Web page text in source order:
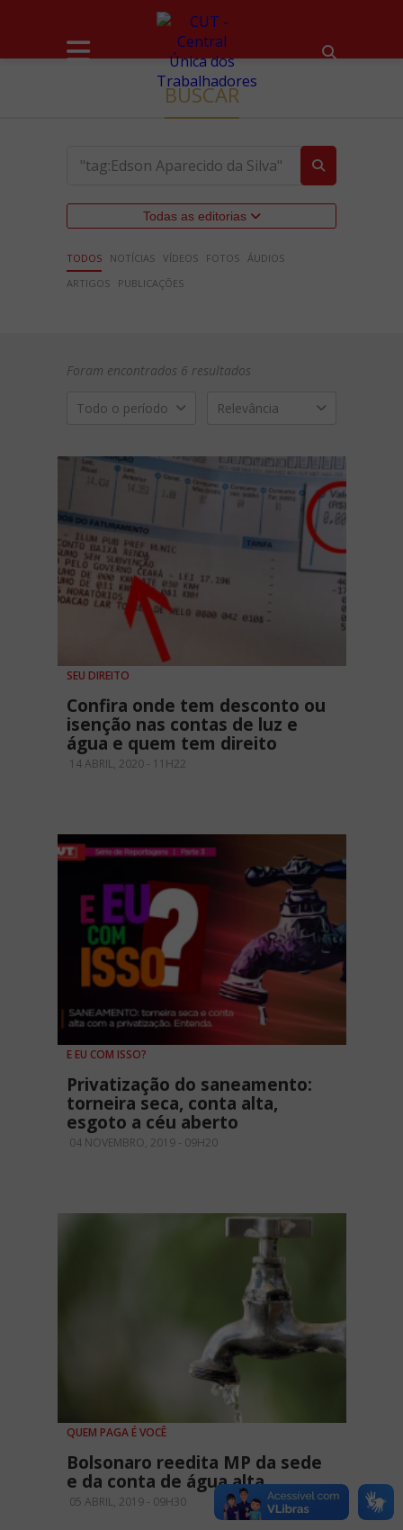
BUSCAR
Todas as editorias
TODOS NOTÍCIAS VÍDEOS FOTOS ÁUDIOS
ARTIGOS
PUBLICAÇÕES
Foram encontrados 6 resultados
Todo o período Relevância
SEU DIREITO
Confira onde tem desconto ou
isenção nas contas de luz e
água e quem tem direito
14 ABRIL, 2020 - 11H22
E EU COM ISSO?
Privatização do saneamento:
torneira seca, conta alta,
esgoto a céu aberto
04 NOVEMBRO, 2019 - 09H20
QUEM PAGA É VOCÊ
Bolsonaro reedita MP da sede
e da conta de água alta
05 ABRIL, 2019 - 09H30